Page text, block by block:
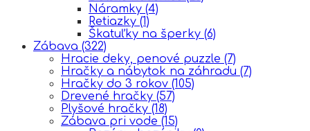
Náramky (4)
Retiazky (1)
Škatuľky na šperky (6)
Zábava (322)
Hracie deky, penové puzzle (7)
Hračky a nábytok na záhradu (7)
Hračky do 3 rokov (105)
Drevené hračky (57)
Plyšové hračky (18)
Zábava pri vode (15)